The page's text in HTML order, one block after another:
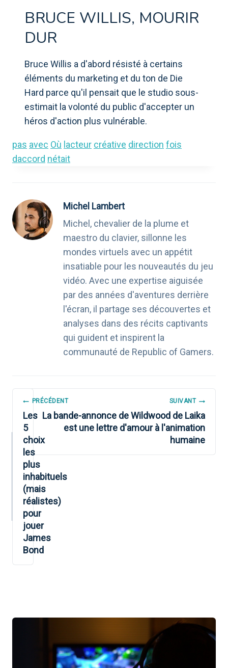
BRUCE WILLIS, MOURIR
DUR
Bruce Willis a d'abord résisté à certains
éléments du marketing et du ton de Die
Hard parce qu'il pensait que le studio sous-
estimait la volonté du public d'accepter un
héros d'action plus vulnérable.
pas avec Où lacteur créative direction fois
daccord nétait
Michel Lambert
Michel, chevalier de la plume et
maestro du clavier, sillonne les
mondes virtuels avec un appétit
insatiable pour les nouveautés du jeu
vidéo. Avec une expertise aiguisée
par des années d'aventures derrière
l'écran, il partage ses découvertes et
analyses dans des récits captivants
qui guident et inspirent la
communauté de Republic of Gamers.
NAVIGATION
DE
L’ARTICLE
PRÉCÉDENT
Les
5
choix
les
plus
inhabituels
(mais
réalistes)
pour
jouer
James
Bond
SUIVANT
La bande-annonce de Wildwood de Laika
est une lettre d'amour à l'animation
humaine